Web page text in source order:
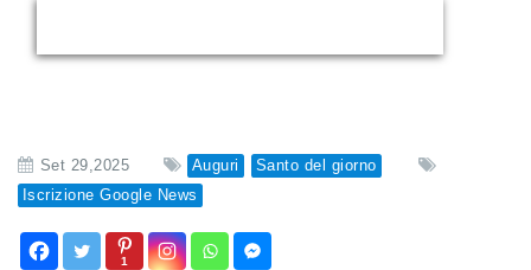
Set 29,2025 Auguri
Santo del giorno
Iscrizione Google News
1